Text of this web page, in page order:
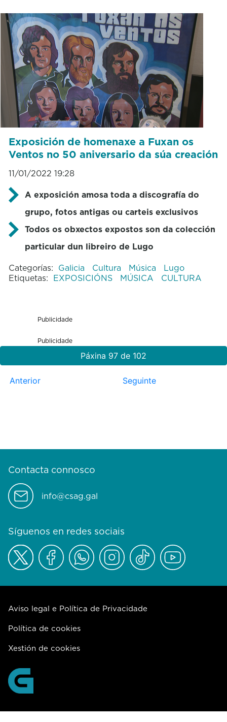
Exposición de homenaxe a Fuxan os
Ventos no 50 aniversario da súa creación
11/01/2022 19:28
A exposición amosa toda a discografía do
grupo, fotos antigas ou carteis exclusivos
Todos os obxectos expostos son da colección
particular dun libreiro de Lugo
Categorías: Galicia Cultura Música
Lugo
Etiquetas: EXPOSICIÓNS MÚSICA CULTURA
Publicidade
Publicidade
Páxina 97 de 102
Anterior Seguinte
Contacta connosco
info@csag.gal
Síguenos en redes sociais
Aviso legal e Política de Privacidade
Política de cookies
Xestión de cookies